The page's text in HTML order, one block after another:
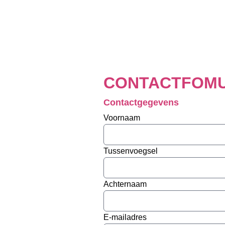
Contactgegevens
Voornaam
Tussenvoegsel
Achternaam
E-mailadres